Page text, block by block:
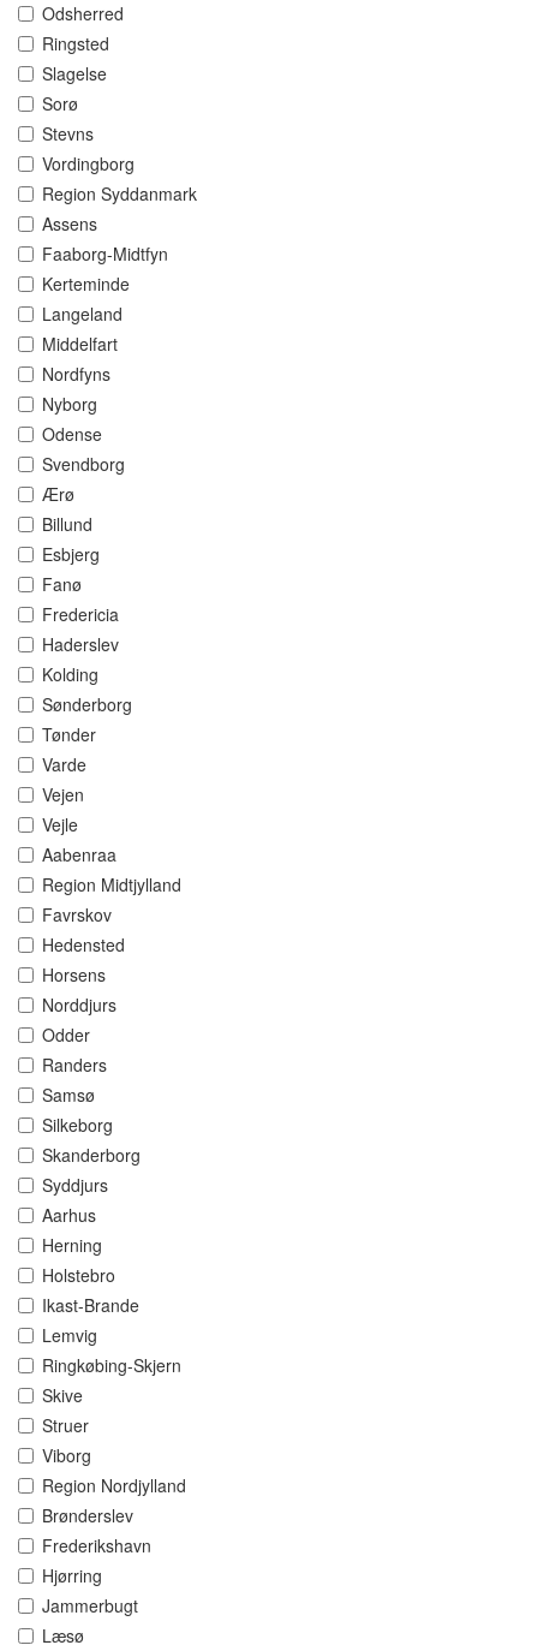
Odsherred
Ringsted
Slagelse
Sorø
Stevns
Vordingborg
Region Syddanmark
Assens
Faaborg-Midtfyn
Kerteminde
Langeland
Middelfart
Nordfyns
Nyborg
Odense
Svendborg
Ærø
Billund
Esbjerg
Fanø
Fredericia
Haderslev
Kolding
Sønderborg
Tønder
Varde
Vejen
Vejle
Aabenraa
Region Midtjylland
Favrskov
Hedensted
Horsens
Norddjurs
Odder
Randers
Samsø
Silkeborg
Skanderborg
Syddjurs
Aarhus
Herning
Holstebro
Ikast-Brande
Lemvig
Ringkøbing-Skjern
Skive
Struer
Viborg
Region Nordjylland
Brønderslev
Frederikshavn
Hjørring
Jammerbugt
Læsø